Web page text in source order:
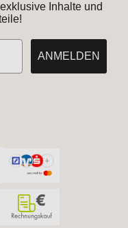
Inhalte und
ANMELDEN